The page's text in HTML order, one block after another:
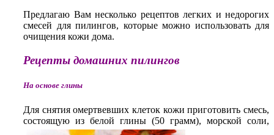
Предлагаю Вам несколько рецептов легких и недорогих
смесей для пилингов, которые можно использовать для
очищения кожи дома.
Рецепты домашних пилингов
На основе глины
Для снятия омертвевших клеток кожи приготовить смесь,
состоящую из белой глины (50 грамм), морской соли,